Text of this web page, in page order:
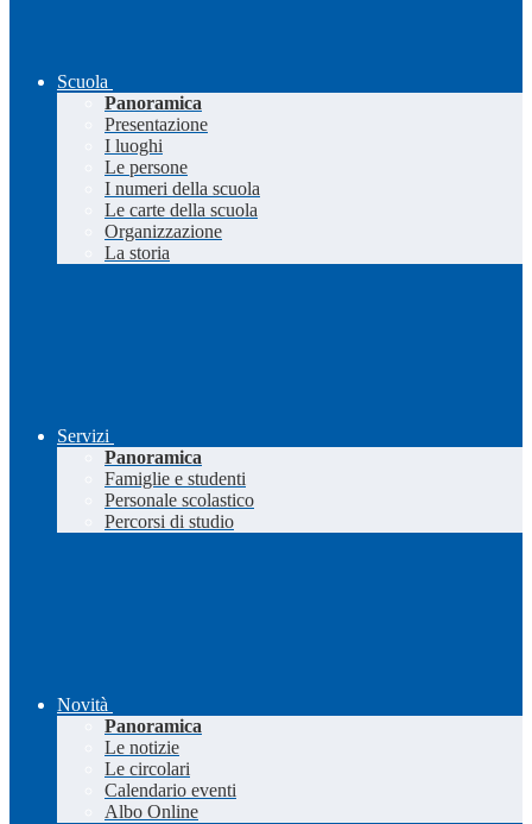
Scuola
Panoramica
Presentazione
I luoghi
Le persone
I numeri della scuola
Le carte della scuola
Organizzazione
La storia
Servizi
Panoramica
Famiglie e studenti
Personale scolastico
Percorsi di studio
Novità
Panoramica
Le notizie
Le circolari
Calendario eventi
Albo Online